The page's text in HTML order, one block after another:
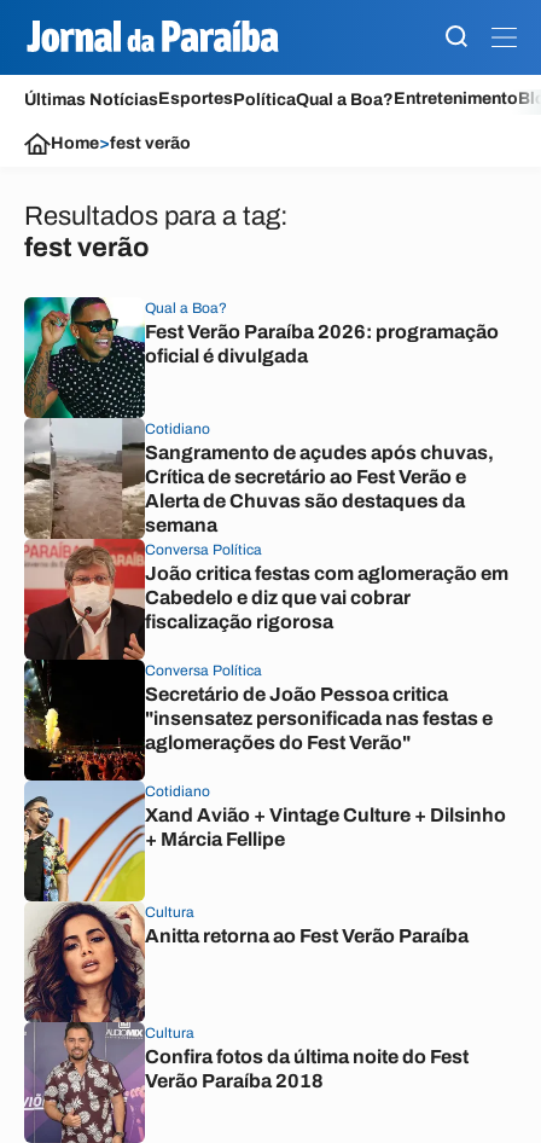
Últimas NotíciasEsportesPolíticaQual a Boa?Entretenimento
Home>fest verão
Resultados para a tag:
fest verão
Qual a Boa?
Fest Verão Paraíba 2026: programação
oficial é divulgada
Cotidiano
Sangramento de açudes após chuvas,
Crítica de secretário ao Fest Verão e
Alerta de Chuvas são destaques da
semana
Conversa Política
João critica festas com aglomeração em
Cabedelo e diz que vai cobrar
fiscalização rigorosa
Conversa Política
Secretário de João Pessoa critica
"insensatez personificada nas festas e
aglomerações do Fest Verão"
Cotidiano
Xand Avião + Vintage Culture + Dilsinho
+ Márcia Fellipe
Cultura
Anitta retorna ao Fest Verão Paraíba
Cultura
Confira fotos da última noite do Fest
Verão Paraíba 2018